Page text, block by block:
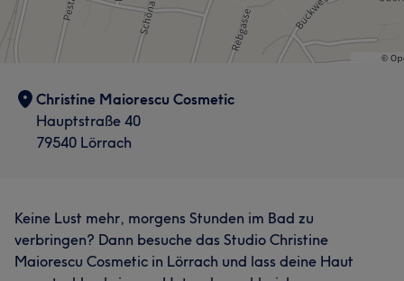
Christine Maiorescu Cosmetic
Hauptstraße 40
79540 Lörrach
Keine Lust mehr, morgens Stunden im Bad zu
verbringen? Dann besuche das Studio Christine
Maiorescu Cosmetic in Lörrach und lass deine Haut